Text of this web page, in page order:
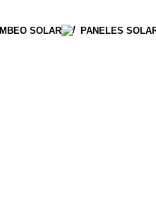
SOLAR PANELES